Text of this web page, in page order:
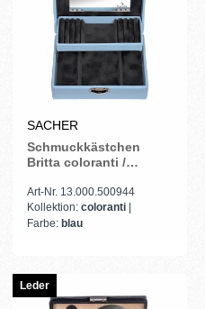
SACHER
Schmuckkästchen
Britta coloranti /
Art-Nr. 13.000.500944
Kollektion: coloranti
Farbe: blau
Leder